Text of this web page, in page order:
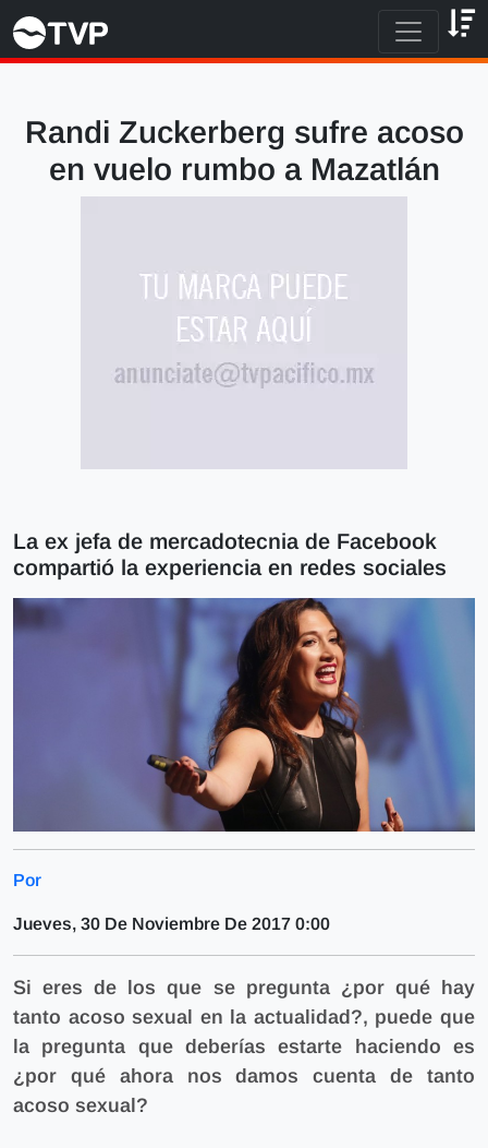
Randi Zuckerberg sufre acoso
en vuelo rumbo a Mazatlán
La ex jefa de mercadotecnia de Facebook
compartió la experiencia en redes sociales
Por
Jueves, 30 De Noviembre De 2017 0:00
Si eres de los que se pregunta ¿por qué hay
tanto acoso sexual en la actualidad?, puede que
la pregunta que deberías estarte haciendo es
¿por qué ahora nos damos cuenta de tanto
acoso sexual?